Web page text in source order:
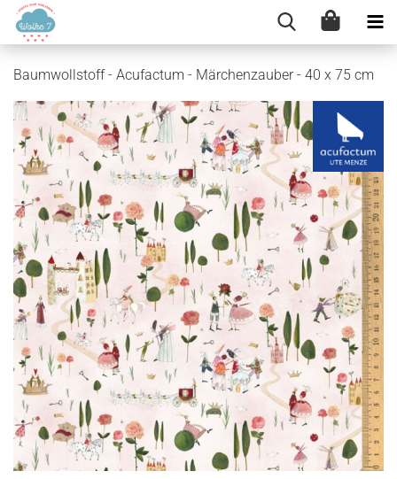
Baumwollstoff - Acufactum - Märchenzauber - 40 x 75 cm